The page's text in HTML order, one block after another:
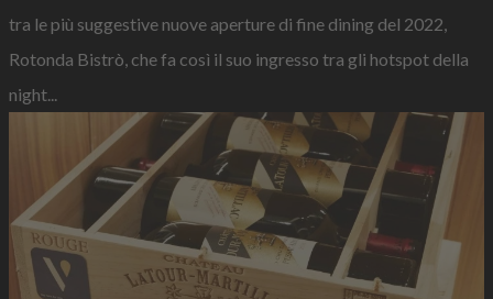
tra le più suggestive nuove aperture di fine dining del 2022,
Rotonda Bistrò, che fa così il suo ingresso tra gli hotspot della
night...